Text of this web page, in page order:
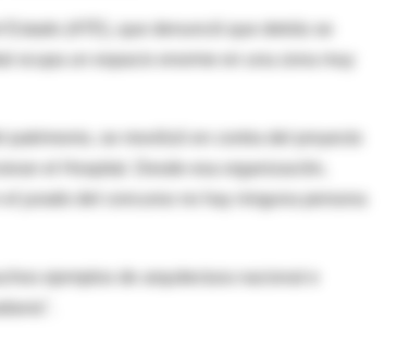
(ATE), que denunció que detrás se
ocupa un espacio enorme en una zona muy
el Hospital. Desde esa organización,
jurado del concurso no hay ninguna persona